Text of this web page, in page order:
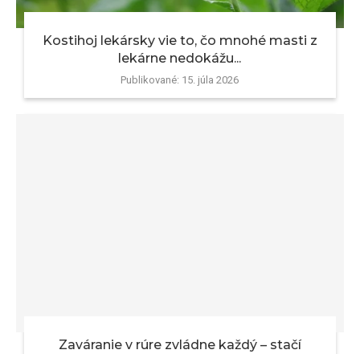
Kostihoj lekársky vie to, čo mnohé masti z
lekárne nedokážu...
Publikované: 15. júla 2026
Zaváranie v rúre zvládne každý – stačí